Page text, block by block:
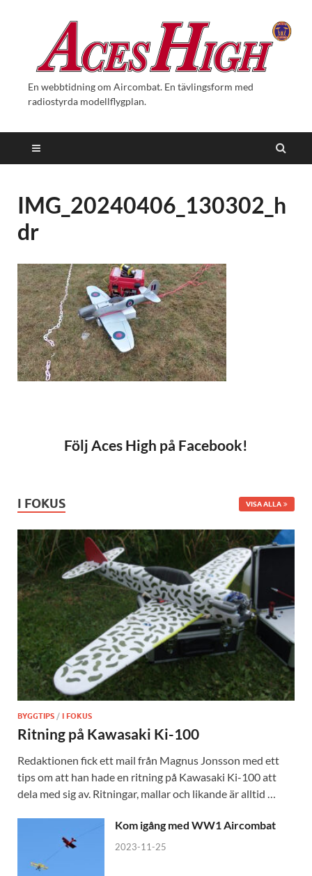
En webbtidning om Aircombat. En tävlingsform med
radiostyrda modellflygplan.
IMG_20240406_130302_h
dr
Följ Aces High på Facebook!
I FOKUS VISA ALLA
BYGGTIPS / I FOKUS
Ritning på Kawasaki Ki-100
Redaktionen fick ett mail från Magnus Jonsson med ett
tips om att han hade en ritning på Kawasaki Ki-100 att
dela med sig av. Ritningar, mallar och likande är alltid …
Kom igång med WW1 Aircombat
2023-11-25